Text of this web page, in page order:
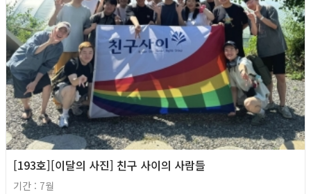
[193호][이달의 사진] 친구 사이의 사람들
기간 : 7월